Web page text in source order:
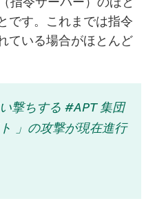
です。これまでは指令
ている場合がほとんど
撃ちする #APT 集団
」の攻撃が現在進行